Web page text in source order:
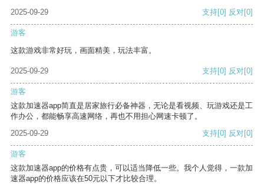
2025-09-29 支持[0] 反对[0]
游客
这款游戏非常好玩，画面精美，玩法丰富。
2025-09-29 支持[0] 反对[0]
游客
这款加速器app简直是居家旅行必备神器，无论是看视频、玩游戏还是工
作办公，都能畅享高速网络，再也不用担心网速卡顿了。
2025-09-29
支持[0] 反对[0]
游客
这款加速器app的价格有点贵，可以适当降低一些。我个人觉得，一款加
速器app的价格应该在50元以下才比较合理。